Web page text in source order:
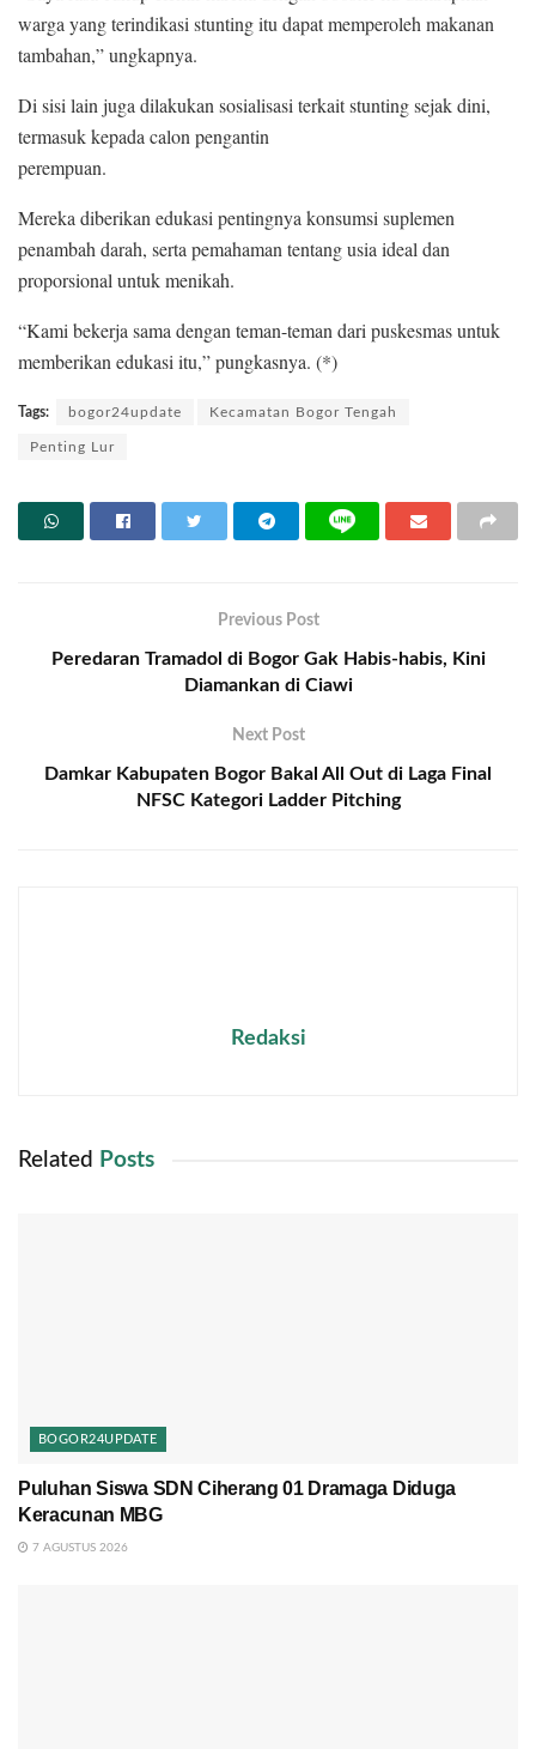
warga yang terindikasi stunting itu dapat memperoleh makanan
tambahan,” ungkapnya.
Di sisi lain juga dilakukan sosialisasi terkait stunting sejak dini,
termasuk kepada calon pengantin
perempuan.
Mereka diberikan edukasi pentingnya konsumsi suplemen
penambah darah, serta pemahaman tentang usia ideal dan
proporsional untuk menikah.
“Kami bekerja sama dengan teman-teman dari puskesmas untuk
memberikan edukasi itu,” pungkasnya. (*)
Tags: bogor24update Kecamatan Bogor Tengah
Penting Lur
Previous Post
Peredaran Tramadol di Bogor Gak Habis-habis, Kini
Diamankan di Ciawi
Next Post
Damkar Kabupaten Bogor Bakal All Out di Laga Final
NFSC Kategori Ladder Pitching
Redaksi
Related Posts
BOGOR24UPDATE
Puluhan Siswa SDN Ciherang 01 Dramaga Diduga
Keracunan MBG
7 AGUSTUS 2026